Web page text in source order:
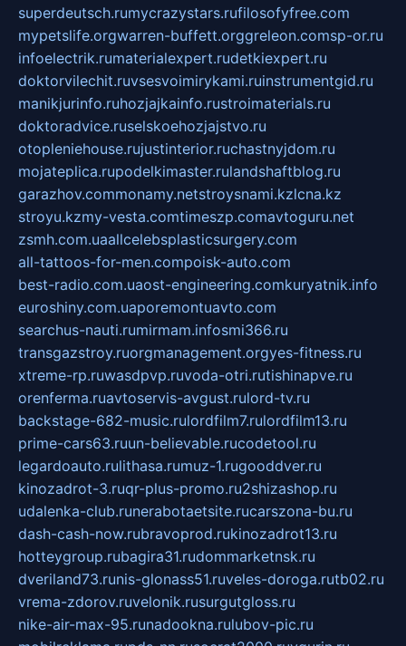
superdeutsch.rumycrazystars.rufilosofyfree.com
mypetslife.orgwarren-buffett.orggreleon.comsp-or.ru
infoelectrik.rumaterialexpert.rudetkiexpert.ru
doktorvilechit.ruvsesvoimirykami.ruinstrumentgid.ru
manikjurinfo.ruhozjajkainfo.rustroimaterials.ru
doktoradvice.ruselskoehozjajstvo.ru
otopleniehouse.rujustinterior.ruchastnyjdom.ru
mojateplica.rupodelkimaster.rulandshaftblog.ru
garazhov.commonamy.netstroysnami.kzlcna.kz
stroyu.kzmy-vesta.comtimeszp.comavtoguru.net
zsmh.com.uaallcelebsplasticsurgery.com
all-tattoos-for-men.compoisk-auto.com
best-radio.com.uaost-engineering.comkuryatnik.info
euroshiny.com.uaporemontuavto.com
searchus-nauti.rumirmam.infosmi366.ru
transgazstroy.ruorgmanagement.orgyes-fitness.ru
xtreme-rp.ruwasdpvp.ruvoda-otri.rutishinapve.ru
orenferma.ruavtoservis-avgust.rulord-tv.ru
backstage-682-music.rulordfilm7.rulordfilm13.ru
prime-cars63.ruun-believable.rucodetool.ru
legardoauto.rulithasa.rumuz-1.rugooddver.ru
kinozadrot-3.ruqr-plus-promo.ru2shizashop.ru
udalenka-club.runerabotaetsite.rucarszona-bu.ru
dash-cash-now.rubravoprod.rukinozadrot13.ru
hotteygroup.rubagira31.rudommarketnsk.ru
dveriland73.runis-glonass51.ruveles-doroga.rutb02.ru
vrema-zdorov.ruvelonik.rusurgutgloss.ru
nike-air-max-95.runadookna.rulubov-pic.ru